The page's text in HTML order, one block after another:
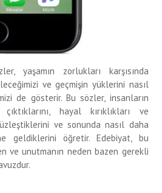
,yaşamın zorlukları karşısında
ve geçmişin yüklerini nasıl
de gösterir. Bu sözler, insanların
hayal kırıklıkları ve
ve sonunda nasıl daha
geldiklerini öğretir. Edebiyat, bu
ve unutmanın neden bazen gerekli